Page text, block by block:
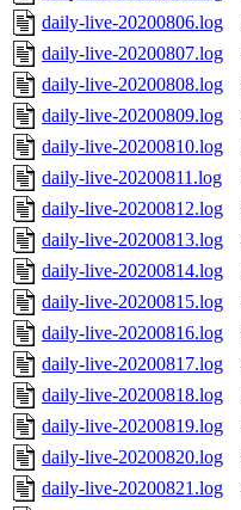
daily-live-20200806.log
daily-live-20200807.log
daily-live-20200808.log
daily-live-20200809.log
daily-live-20200810.log
daily-live-20200811.log
daily-live-20200812.log
daily-live-20200813.log
daily-live-20200814.log
daily-live-20200815.log
daily-live-20200816.log
daily-live-20200817.log
daily-live-20200818.log
daily-live-20200819.log
daily-live-20200820.log
daily-live-20200821.log